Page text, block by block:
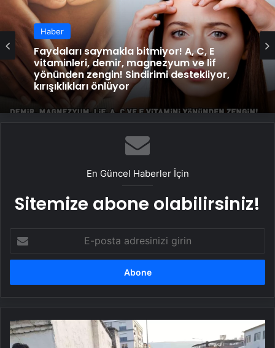
Haber
Faydaları saymakla bitmiyor! A, C, E
vitaminleri, demir, magnezyum ve lif
yönünden zengin! Sindirimi destekliyor,
kırışıklıkları önlüyor
En Güncel Haberler İçin
Sitemize abone olabilirsiniz!
posta
adresinizi
Buharkent'te
Motosiklet